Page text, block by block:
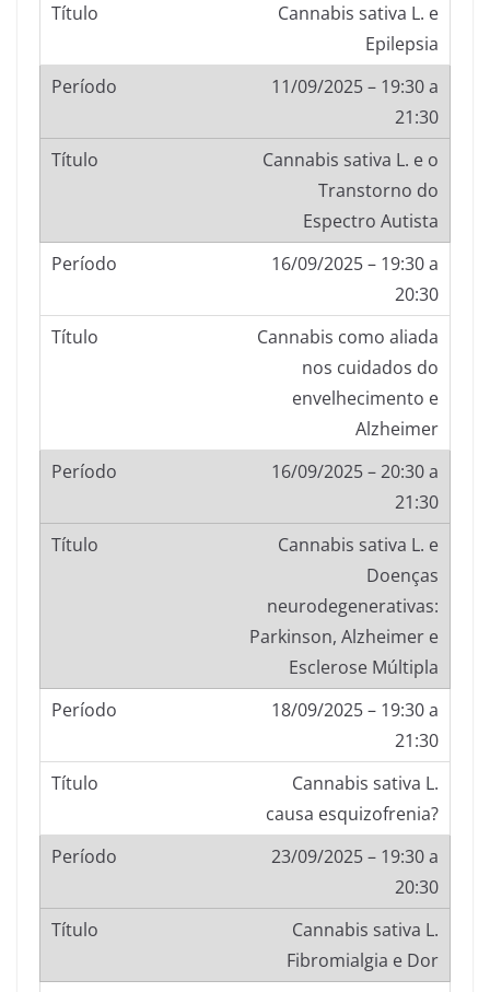
Cannabis sativa L. e
Epilepsia
11/09/2025 – 19:30 a
21:30
Cannabis sativa L. e o
Transtorno do
Espectro Autista
16/09/2025 – 19:30 a
20:30
Cannabis como aliada
nos cuidados do
envelhecimento e
Alzheimer
16/09/2025 – 20:30 a
21:30
Cannabis sativa L. e
Doenças
neurodegenerativas:
Parkinson, Alzheimer e
Esclerose Múltipla
18/09/2025 – 19:30 a
21:30
Cannabis sativa L.
causa esquizofrenia?
23/09/2025 – 19:30 a
20:30
Cannabis sativa L.
Fibromialgia e Dor